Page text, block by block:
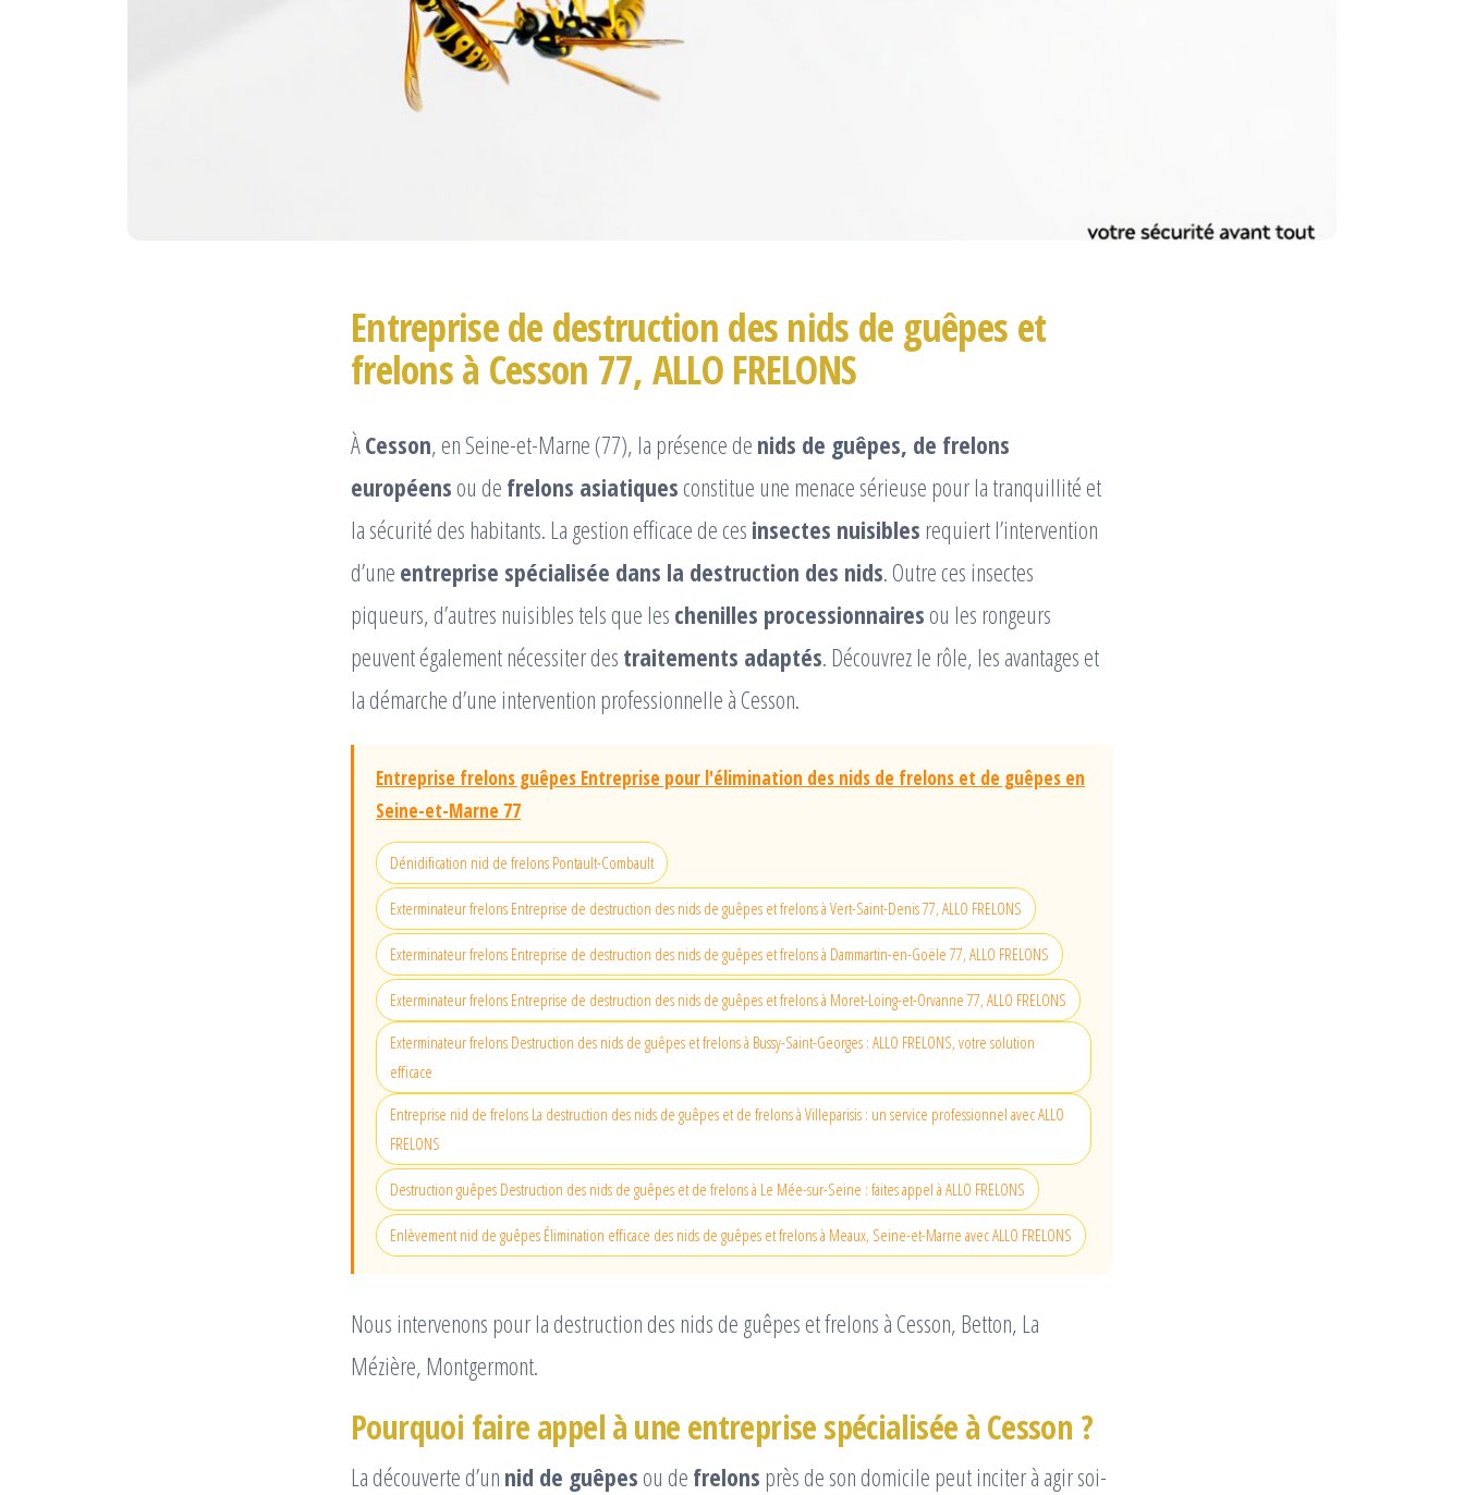
Entreprise de destruction des nids de guêpes et
frelons à Cesson 77, ALLO FRELONS
ÀCesson, en Seine-et-Marne (77), la présence de nids de guêpes, de frelons
européens ou de frelons asiatiques constitue une menace sérieuse pour la tranquillité et
la sécurité des habitants. La gestion efficace de ces insectes nuisibles requiert l’intervention
d’une entreprise spécialisée dans la destruction des nids. Outre ces insectes
piqueurs, d’autres nuisibles tels que les chenilles processionnaires ou les rongeurs
peuvent également nécessiter des traitements adaptés. Découvrez le rôle, les avantages et
la démarche d’une intervention professionnelle à Cesson.
Entreprise frelons guêpes Entreprise pour l'élimination des nids de frelons et de guêpes en
Seine-et-Marne 77
Dénidification nid de frelons Pontault-Combault
Exterminateur frelons Entreprise de destruction des nids de guêpes et frelons à Vert-Saint-Denis 77, ALLO FRELONS
Exterminateur frelons Entreprise de destruction des nids de guêpes et frelons à Dammartin-en-Goële 77, ALLO FRELONS
Exterminateur frelons Entreprise de destruction des nids de guêpes et frelons à Moret-Loing-et-Orvanne 77, ALLO FRELONS
Exterminateur frelons Destruction des nids de guêpes et frelons à Bussy-Saint-Georges : ALLO FRELONS, votre solution
efficace
Entreprise nid de frelons La destruction des nids de guêpes et de frelons à Villeparisis : un service professionnel avec ALLO
FRELONS
Destruction guêpes Destruction des nids de guêpes et de frelons à Le Mée-sur-Seine : faites appel à ALLO FRELONS
Enlèvement nid de guêpes Élimination efficace des nids de guêpes et frelons à Meaux, Seine-et-Marne avec ALLO FRELONS
Nous intervenons pour la destruction des nids de guêpes et frelons à Cesson, Betton, La
Mézière, Montgermont.
Pourquoi faire appel à une entreprise spécialisée à Cesson ?
La découverte d’un nid de guêpes ou de frelons près de son domicile peut inciter à agir soi-